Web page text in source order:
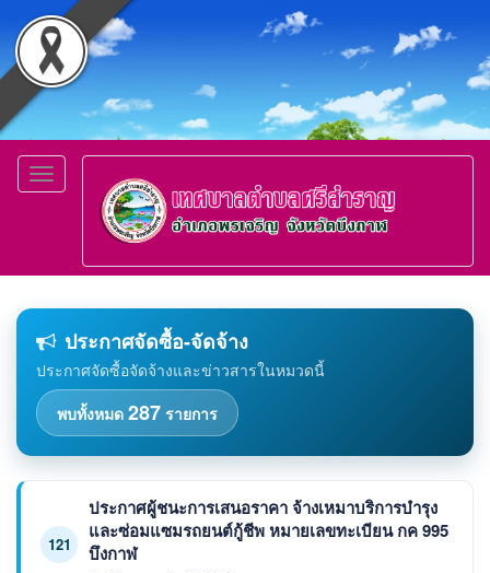
Toggle
navigation
ประกาศจัดซื้อ-จัดจ้าง
ประกาศจัดซื้อจัดจ้างและข่าวสารในหมวดนี้
พบทั้งหมด 287 รายการ
121
ประกาศผู้ชนะการเสนอราคา จ้างเหมาบริการบำรุง
และซ่อมแซมรถยนต์กู้ชีพ หมายเลขทะเบียน กค 995
บึงกาฬ